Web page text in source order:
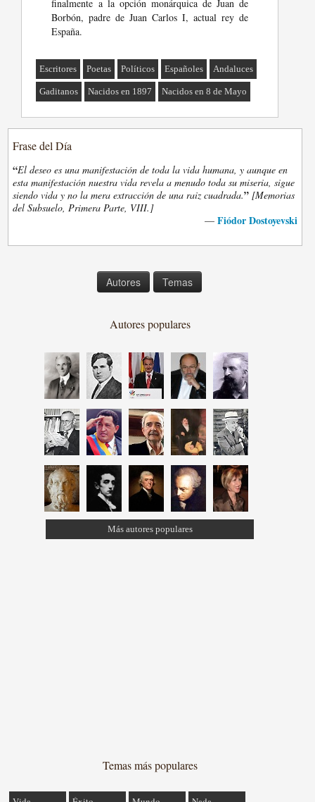
finalmente a la opción monárquica de Juan de
Borbón, padre de Juan Carlos I, actual rey de
España.
Escritores Poetas Políticos Españoles Andaluces
Gaditanos Nacidos en 1897 Nacidos en 8 de Mayo
Frase del Día
“El deseo es una manifestación de toda la vida humana, y aunque en
esta manifestación nuestra vida revela a menudo toda su miseria, sigue
siendo vida y no la mera extracción de una raiz cuadrada.” [Memorias
del Subsuelo, Primera Parte, VIII.]
— Fiódor Dostoyevski
Autores Temas
Autores populares
Más autores populares
Temas más populares